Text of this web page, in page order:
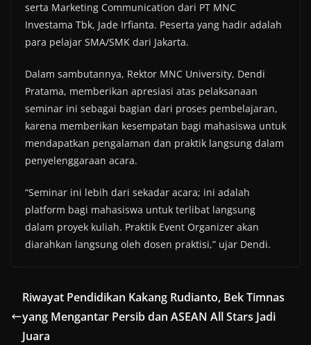
serta Marketing Communication dari PT MNC
Investama Tbk, Jade Irfianta. Peserta yang hadir adalah
para pelajar SMA/SMK dari Jakarta.
Dalam sambutannya, Rektor MNC University, Dendi
Pratama, memberikan apresiasi atas pelaksanaan
seminar ini sebagai bagian dari proses pembelajaran,
karena memberikan kesempatan bagi mahasiswa untuk
mendapatkan pengalaman dan praktik langsung dalam
penyelenggaraan acara.
“Seminar ini lebih dari sekadar acara; ini adalah
platform bagi mahasiswa untuk terlibat langsung
dalam proyek kuliah. Praktik Event Organizer akan
diarahkan langsung oleh dosen praktisi,” ujar Dendi.
Riwayat Pendidikan Kakang Rudianto, Bek Timnas
yang Mengantar Persib dan ASEAN All Stars Jadi
Juara